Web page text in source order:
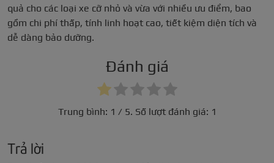
quả cho các loại xe cỡ nhỏ và vừa với nhiều ưu điểm, bao
gồm chi phí thấp, tính linh hoạt cao, tiết kiệm diện tích và
dễ dàng bảo dưỡng.
Đánh giá
Trung bình: 1 / 5. Số lượt đánh giá: 1
Trả lời